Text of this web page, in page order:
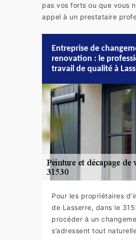
pas vos forts ou que vous
appel à un prestataire
Entreprise de
renovation : le
travail de qualité à
Pour les propriétaires
de Lasserre, dans le
procéder à un
s’adressent tout